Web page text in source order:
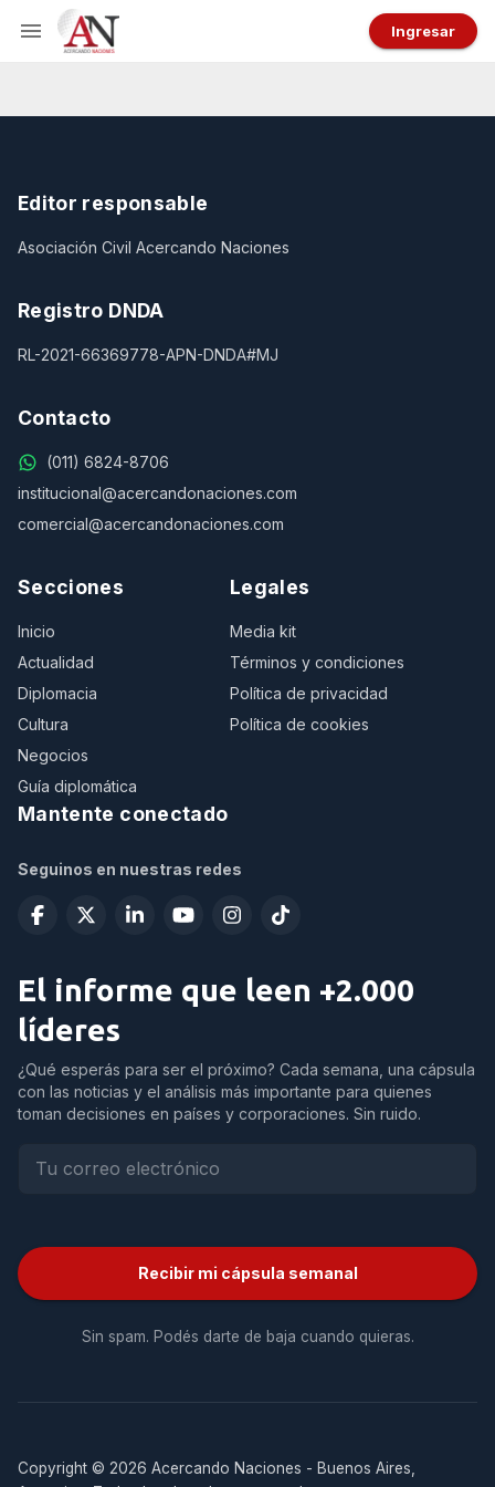
Ingresar
Editor responsable
Asociación Civil Acercando Naciones
Registro DNDA
RL-2021-66369778-APN-DNDA#MJ
Contacto
(011) 6824-8706
institucional@acercandonaciones.com
comercial@acercandonaciones.com
Secciones
Inicio
Actualidad
Diplomacia
Cultura
Negocios
Guía diplomática
Legales
Media kit
Términos y condiciones
Política de privacidad
Política de cookies
Mantente conectado
Seguinos en nuestras redes
El informe que leen +2.000
líderes
¿Qué esperás para ser el próximo? Cada semana, una cápsula
con las noticias y el análisis más importante para quienes
toman decisiones en países y corporaciones. Sin ruido.
Recibir mi cápsula semanal
Sin spam. Podés darte de baja cuando quieras.
Copyright © 2026 Acercando Naciones - Buenos Aires,